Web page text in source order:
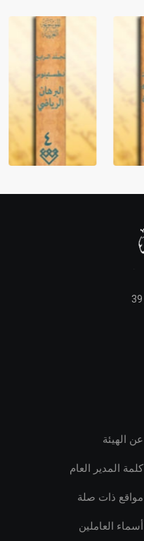
عن الهيئة
كلمة المدير العام
مواقع ذات صلة
أسماء العاملين